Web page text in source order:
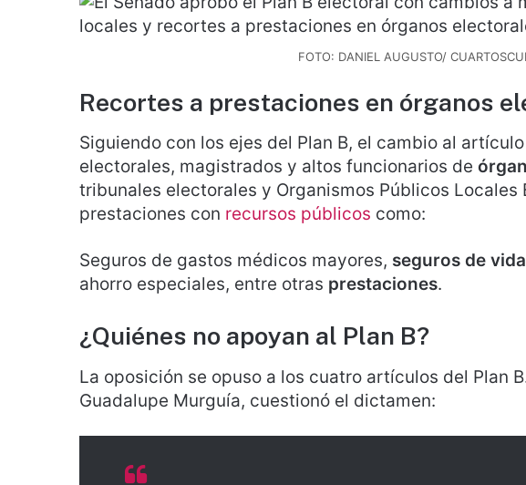
FOTO: DANIEL AUGUSTO/
Recortes a prestaciones en órganos
Siguiendo con los ejes del Plan B, el cambio al
electorales, magistrados y altos funcionarios de
tribunales electorales y Organismos Públicos Locales
prestaciones con recursos públicos como:
Seguros de gastos médicos mayores, seguros de vida
ahorro especiales, entre otras prestaciones.
¿Quiénes no apoyan al Plan B?
La oposición se opuso a los cuatro artículos del Plan
Guadalupe Murguía, cuestionó el dictamen: